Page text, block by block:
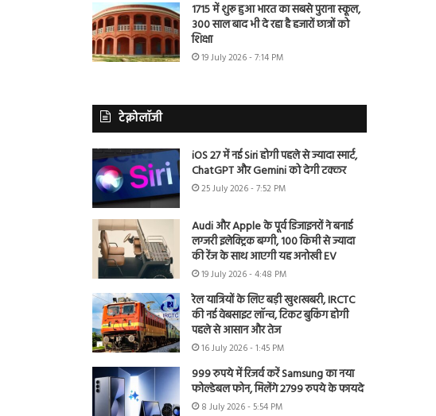
1715 में शुरू हुआ भारत का सबसे पुराना स्कूल,
300 साल बाद भी दे रहा है हजारों छात्रों को
शिक्षा
19 July 2026 - 7:14 PM
टेक्नोलॉजी
iOS 27 में नई Siri होगी पहले से ज्यादा स्मार्ट,
ChatGPT और Gemini को देगी टक्कर
25 July 2026 - 7:52 PM
Audi और Apple के पूर्व डिजाइनरों ने बनाई
लग्जरी इलेक्ट्रिक बग्गी, 100 किमी से ज्यादा
की रेंज के साथ आएगी यह अनोखी EV
19 July 2026 - 4:48 PM
रेल यात्रियों के लिए बड़ी खुशखबरी, IRCTC
की नई वेबसाइट लॉन्च, टिकट बुकिंग होगी
पहले से आसान और तेज
16 July 2026 - 1:45 PM
999 रुपये में रिजर्व करें Samsung का नया
फोल्डेबल फोन, मिलेंगे 2799 रुपये के फायदे
8 July 2026 - 5:54 PM